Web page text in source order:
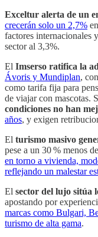
Exceltur alerta de un
crecerán solo un 2,7%
factores internacionales
sector al 3,3%.
El Imserso ratifica la
Ávoris y Mundiplan,
como tarifa fija para
de viajar con mascotas.
condiciones no han
años, y exigen
El turismo masivo
pese a un 30 % menos
en torno a vivienda,
reflejando un malestar
El sector del lujo sitúa
apostando por
marcas como Bulgari,
turismo de alta gama.